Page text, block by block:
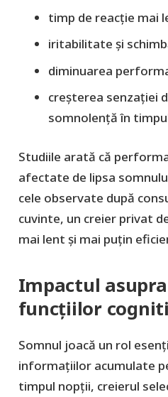
timp de reacție mai
iritabilitate și
diminuarea
creșterea senzației
somnolență în
Studiile arată că
afectate de lipsa
cele observate după
cuvinte, un creier privat
mai lent și mai puțin
Impactul
funcțiilor
Somnul joacă un rol
informațiilor acumulate
timpul nopții, creierul